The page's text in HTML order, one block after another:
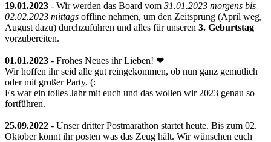
19.01.2023 - Wir werden das Board vom 31.01.2023 morgens bis
02.02.2023 mittags offline nehmen, um den Zeitsprung (April weg,
August dazu) durchzuführen und alles für unseren 3. Geburtstag
vorzubereiten.
01.01.2023 - Frohes Neues ihr Lieben! ❤
Wir hoffen ihr seid alle gut reingekommen, ob nun ganz gemütlich
oder mit großer Party. (:
Es war ein tolles Jahr mit euch und das wollen wir 2023 genau so
fortführen.
25.09.2022 - Unser dritter Postmarathon startet heute. Bis zum 02.
Oktober könnt ihr posten was das Zeug hält. Wir wünschen euch